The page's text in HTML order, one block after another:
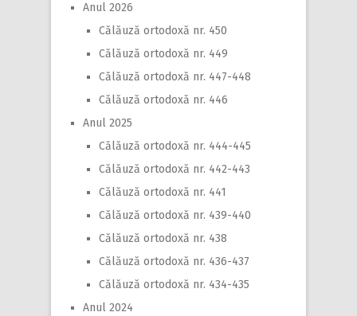
Anul 2026
Călăuză ortodoxă nr. 450
Călăuză ortodoxă nr. 449
Călăuză ortodoxă nr. 447-448
Călăuză ortodoxă nr. 446
Anul 2025
Călăuză ortodoxă nr. 444-445
Călăuză ortodoxă nr. 442-443
Călăuză ortodoxă nr. 441
Călăuză ortodoxă nr. 439-440
Călăuză ortodoxă nr. 438
Călăuză ortodoxă nr. 436-437
Călăuză ortodoxă nr. 434-435
Anul 2024